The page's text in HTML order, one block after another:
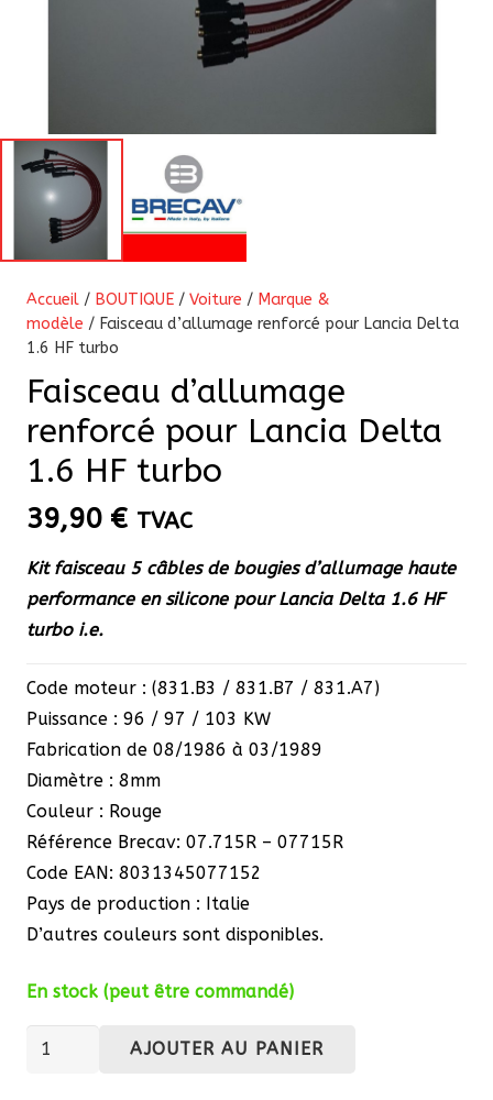
Accueil / BOUTIQUE / Voiture / Marque &
modèle / Faisceau d’allumage renforcé pour Lancia Delta
1.6 HF turbo
Faisceau d’allumage
renforcé pour Lancia Delta
1.6 HF turbo
39,90 € TVAC
Kit faisceau 5 câbles de bougies d’allumage haute
performance en silicone pour Lancia Delta 1.6 HF
turbo i.e.
Code moteur : (831.B3 / 831.B7 / 831.A7)
Puissance : 96 / 97 / 103 KW
Fabrication de 08/1986 à 03/1989
Diamètre : 8mm
Couleur : Rouge
Référence Brecav: 07.715R – 07715R
Code EAN: 8031345077152
Pays de production : Italie
D’autres couleurs sont disponibles.
En stock (peut être commandé)
quantité
AJOUTER AU PANIER